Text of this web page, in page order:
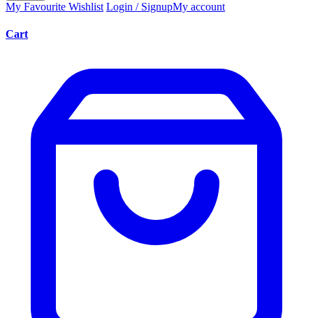
My Favourite Wishlist Login / SignupMy account
Cart